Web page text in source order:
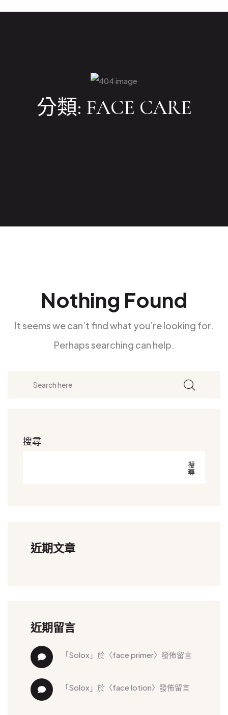
分類: FACE CARE
Nothing Found
It seems we can’t find what you’re looking for.
Perhaps searching can help.
搜尋
搜
尋
近期文章
近期留言
「 solox 」於〈face primer〉發佈留言
「 solox 」於〈face lotion〉發佈留言